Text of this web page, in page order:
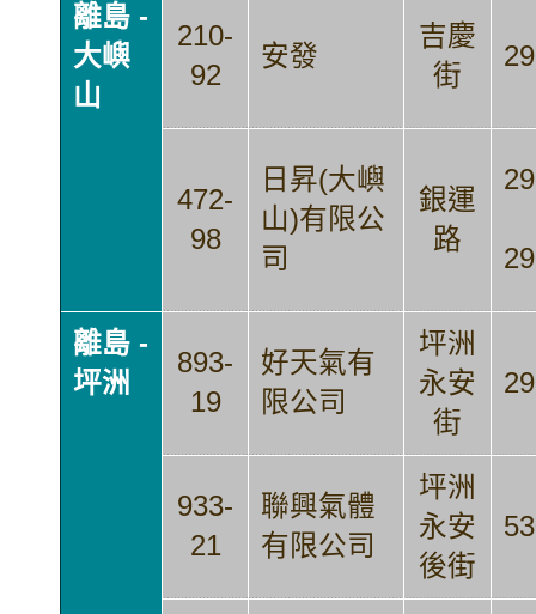
離島 -
大嶼
山
210-
92
安發
吉慶
街
472-
98
日昇(大嶼
山)有限公
司
銀運
路
離島 -
坪洲
893-
19
好天氣有
限公司
坪洲
永安
街
933-
21
聯興氣體
有限公司
坪洲
永安
後街